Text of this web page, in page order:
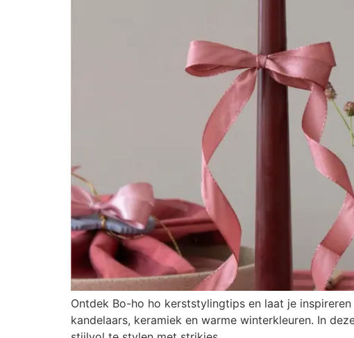
Ontdek Bo-ho ho kerststylingtips en laat je
kandelaars, keramiek en warme winterkleuren. In